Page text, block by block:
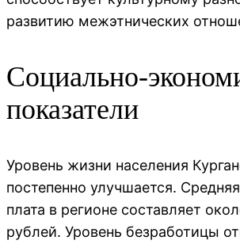
развитию межэтнических
Социально-
показатели
Уровень жизни населения
постепенно улучшается.
плата в регионе составляет
рублей. Уровень безработицы